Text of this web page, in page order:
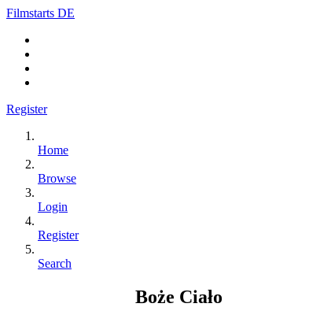
Filmstarts DE
Register
Home
Browse
Login
Register
Search
Boże Ciało